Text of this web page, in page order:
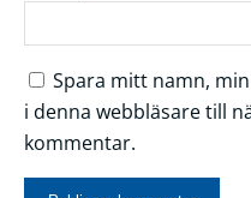
Spara mitt namn,
i denna webbläsare till
kommentar.